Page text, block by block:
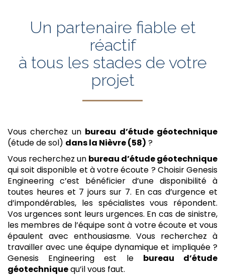
Un partenaire fiable et
réactif
à tous les stades de votre
projet
Vous cherchez un bureau d’étude géotechnique
(étude de sol) dans la Nièvre (58) ?
Vous recherchez un bureau d’étude géotechnique
qui soit disponible et à votre écoute ? Choisir Genesis
Engineering c’est bénéficier d’une disponibilité à
toutes heures et 7 jours sur 7. En cas d’urgence et
d’impondérables, les spécialistes vous répondent.
Vos urgences sont leurs urgences. En cas de sinistre,
les membres de l’équipe sont à votre écoute et vous
épaulent avec enthousiasme. Vous recherchez à
travailler avec une équipe dynamique et impliquée ?
Genesis Engineering est le bureau d’étude
géotechniquequ’il vous faut.